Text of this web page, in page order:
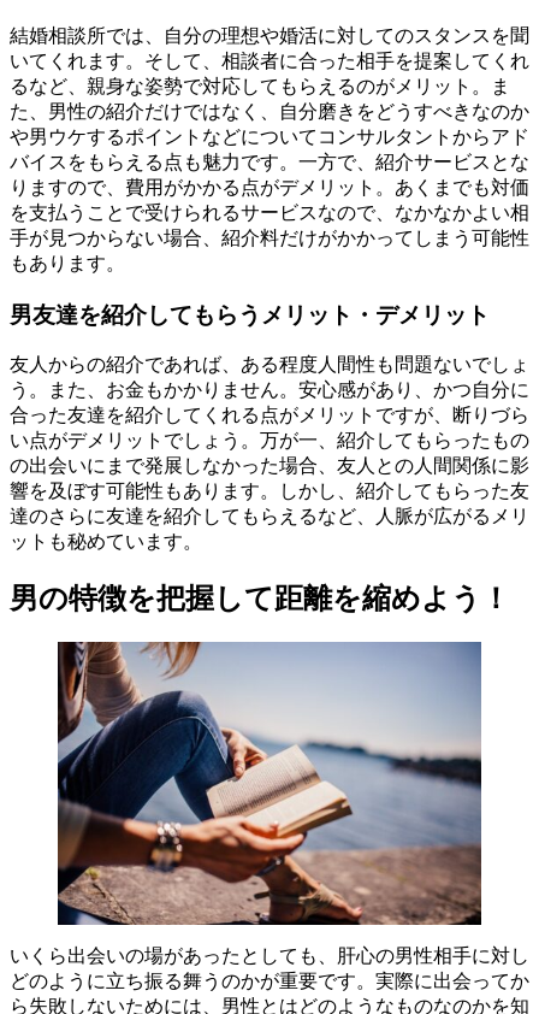
結婚相談所では、自分の理想や婚活に対してのスタンスを聞
いてくれます。そして、相談者に合った相手を提案してくれ
るなど、親身な姿勢で対応してもらえるのがメリット。ま
た、男性の紹介だけではなく、自分磨きをどうすべきなのか
や男ウケするポイントなどについてコンサルタントからアド
バイスをもらえる点も魅力です。一方で、紹介サービスとな
りますので、費用がかかる点がデメリット。あくまでも対価
を支払うことで受けられるサービスなので、なかなかよい相
手が見つからない場合、紹介料だけがかかってしまう可能性
もあります。
男友達を紹介してもらうメリット・デメリット
友人からの紹介であれば、ある程度人間性も問題ないでしょ
う。また、お金もかかりません。安心感があり、かつ自分に
合った友達を紹介してくれる点がメリットですが、断りづら
い点がデメリットでしょう。万が一、紹介してもらったもの
の出会いにまで発展しなかった場合、友人との人間関係に影
響を及ぼす可能性もあります。しかし、紹介してもらった友
達のさらに友達を紹介してもらえるなど、人脈が広がるメリ
ットも秘めています。
男の特徴を把握して距離を縮めよう！
いくら出会いの場があったとしても、肝心の男性相手に対し
どのように立ち振る舞うのかが重要です。実際に出会ってか
ら失敗しないためには、男性とはどのようなものなのかを知